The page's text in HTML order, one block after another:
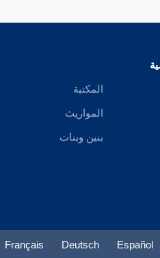
المكتبة
المواريث
بنين وبنات
Español
Deutsch
Français